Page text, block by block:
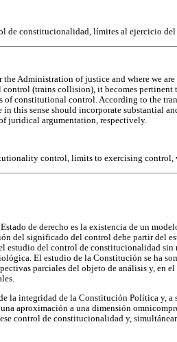
de constitucionalidad, límites al ejercicio
the Administration of justice and where we
(trains collision), it becomes pertinent
constitutional control. According to the
this sense should incorporate substantial
juridical argumentation, respectively.
control, limits to exercising
de derecho es la existencia de un
del significado del control debe partir del
estudio del control de constitucionalidad sin
El estudio de la Constitución se ha
parciales del objeto de análisis y, en
la integridad de la Constitución Política y,
aproximación a una dimensión
control de constitucionalidad y,